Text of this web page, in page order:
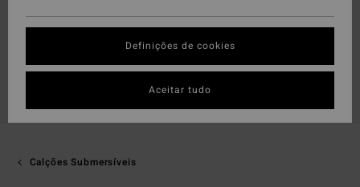
Calções Submersíveis
Definições de cookies
Aceitar tudo